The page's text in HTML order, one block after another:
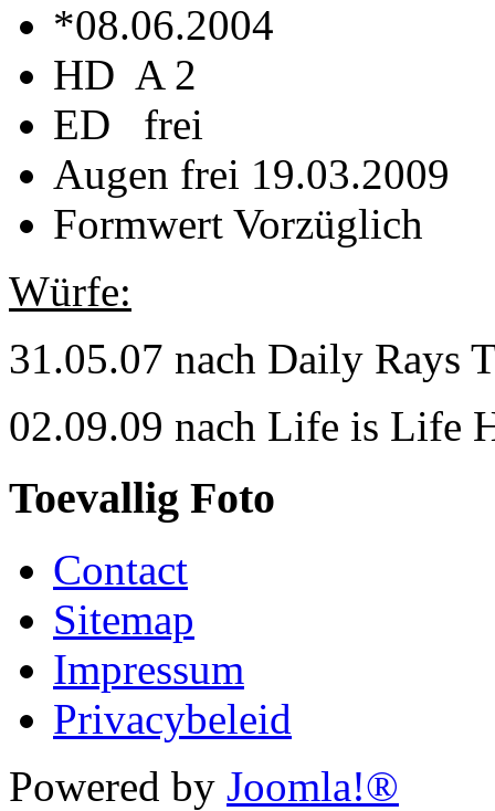
*08.06.2004
HD A 2
ED frei
Augen frei 19.03.2009
Formwert Vorzüglich
Würfe:
31.05.07 nach Daily Rays
02.09.09 nach Life is Life
Toevallig Foto
Contact
Sitemap
Impressum
Privacybeleid
Powered by Joomla!®